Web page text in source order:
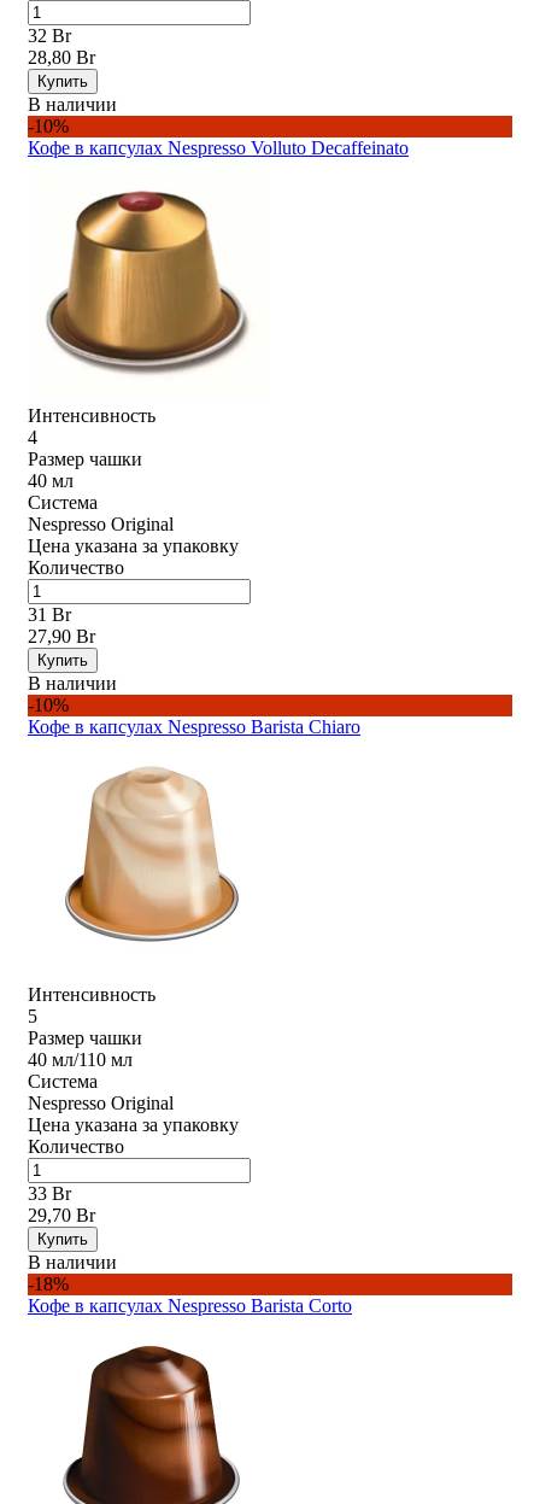
32 Br
28,80 Br
Купить
В наличии
-10%
Кофе в капсулах Nespresso Volluto Decaffeinato
Интенсивность
4
Размер чашки
40 мл
Система
Nespresso Original
Цена указана за упаковку
Количество
31 Br
27,90 Br
Купить
В наличии
-10%
Кофе в капсулах Nespresso Barista Chiaro
Интенсивность
5
Размер чашки
40 мл/110 мл
Система
Nespresso Original
Цена указана за упаковку
Количество
33 Br
29,70 Br
Купить
В наличии
-18%
Кофе в капсулах Nespresso Barista Corto